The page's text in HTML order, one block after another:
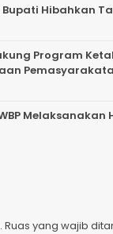
Bupati Hibahkan
Program
Melaksanakan
Ruas yang wajib